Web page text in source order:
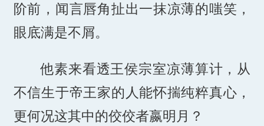
阶前，闻言唇角扯出一抹凉薄的嗤笑，
眼底满是不屑。
他素来看透王侯宗室凉薄算计，从
不信生于帝王家的人能怀揣纯粹真心，
更何况这其中的佼佼者嬴明月？